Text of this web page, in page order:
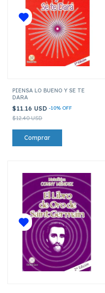
PIENSA LO BUENO Y SE TE
DARA
$11.16 USD -10% OFF
$12.40 USD